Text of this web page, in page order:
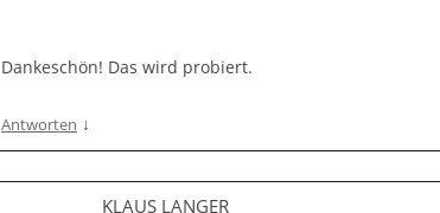
Dankeschön! Das wird probiert.
Antworten ↓
KLAUS LANGER